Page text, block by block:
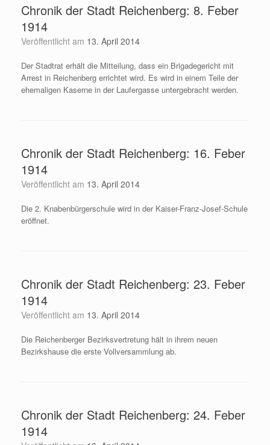
Chronik der Stadt Reichenberg: 8. Feber
1914
Veröffentlicht am 13. April 2014
Der Stadtrat erhält die Mitteilung, dass ein Brigadegericht mit
Arrest in Reichenberg errichtet wird. Es wird in einem Teile der
ehemaligen Kaserne in der Laufergasse untergebracht werden.
Chronik der Stadt Reichenberg: 16. Feber
1914
Veröffentlicht am 13. April 2014
Die 2. Knabenbürgerschule wird in der Kaiser-Franz-Josef-Schule
eröffnet.
Chronik der Stadt Reichenberg: 23. Feber
1914
Veröffentlicht am 13. April 2014
Die Reichenberger Bezirksvertretung hält in ihrem neuen
Bezirkshause die erste Vollversammlung ab.
Chronik der Stadt Reichenberg: 24. Feber
1914